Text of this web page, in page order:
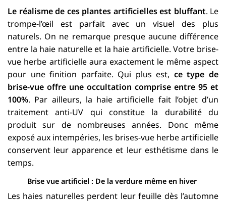
Le réalisme de ces plantes artificielles est bluffant. Le
trompe-l’œil est parfait avec un visuel des plus
naturels. On ne remarque presque aucune différence
entre la haie naturelle et la haie artificielle. Votre brise-
vue herbe artificielle aura exactement le même aspect
pour une finition parfaite. Qui plus est, ce type de
brise-vue offre une occultation comprise entre 95 et
100%. Par ailleurs, la haie artificielle fait l’objet d’un
traitement anti-UV qui constitue la durabilité du
produit sur de nombreuses années. Donc même
exposé aux intempéries, les brises-vue herbe artificielle
conservent leur apparence et leur esthétisme dans le
temps.
Brise vue artificiel : De la verdure même en hiver
Les haies naturelles perdent leur feuille dès l’automne